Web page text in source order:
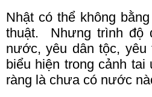
Nhật có thể không
thuật. Nhưng trình độ
nước, yêu dân tộc,
biểu hiện trong cảnh tai
ràng là chưa có nước